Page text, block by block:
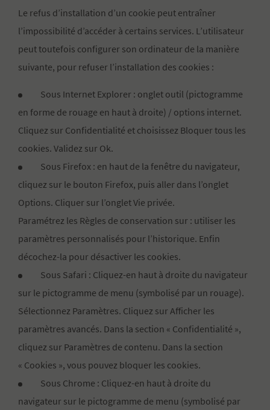
Le refus d’installation d’un cookie peut entraîner
l’impossibilité d’accéder à certains services. L’utilisateur
peut toutefois configurer son ordinateur de la manière
suivante, pour refuser l’installation des cookies :
Sous Internet Explorer : onglet outil (pictogramme
en forme de rouage en haut à droite) / options internet.
Cliquez sur Confidentialité et choisissez Bloquer tous les
cookies. Validez sur Ok.
Sous Firefox : en haut de la fenêtre du navigateur,
cliquez sur le bouton Firefox, puis aller dans l’onglet
Options. Cliquer sur l’onglet Vie privée.
Paramétrez les Règles de conservation sur : utiliser les
paramètres personnalisés pour l’historique. Enfin
décochez-la pour désactiver les cookies.
Sous Safari : Cliquez-en haut à droite du navigateur
sur le pictogramme de menu (symbolisé par un rouage).
Sélectionnez Paramètres. Cliquez sur Afficher les
paramètres avancés. Dans la section « Confidentialité »,
cliquez sur Paramètres de contenu. Dans la section
« Cookies », vous pouvez bloquer les cookies.
Sous Chrome : Cliquez-en haut à droite du
navigateur sur le pictogramme de menu (symbolisé par